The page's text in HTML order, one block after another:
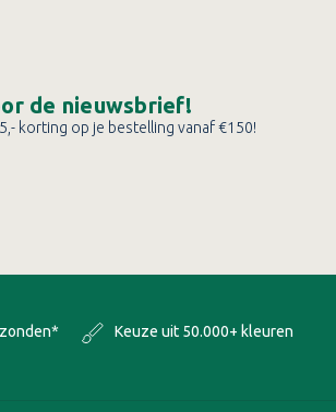
de nieuwsbrief!
korting op je bestelling vanaf €150!
Keuze uit 50.000+ kleuren